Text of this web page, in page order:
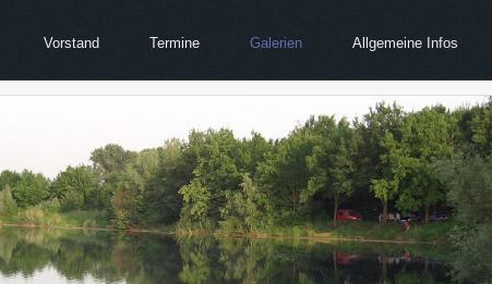
Vorstand Termine Galerien Allgemeine Infos